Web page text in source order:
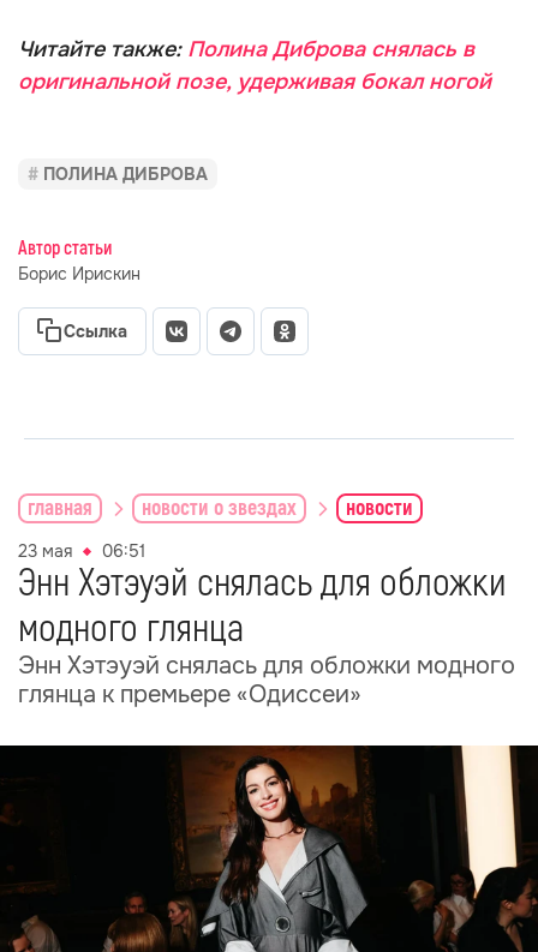
Читайте также: Полина Диброва снялась в
оригинальной позе, удерживая бокал ногой
ПОЛИНА ДИБРОВА
Автор статьи
Борис Ирискин
Ссылка
главная новости о звездах новости
23 мая 06:51
Энн Хэтэуэй снялась для обложки
модного глянца
Энн Хэтэуэй снялась для обложки модного
глянца к премьере «Одиссеи»